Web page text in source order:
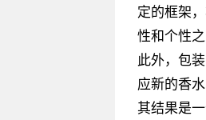
定的框架
性和个性
此外，包
应新的香
其结果是